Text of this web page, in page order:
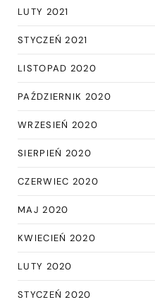
LUTY 2021
STYCZEŃ 2021
LISTOPAD 2020
PAŹDZIERNIK 2020
WRZESIEŃ 2020
SIERPIEŃ 2020
CZERWIEC 2020
MAJ 2020
KWIECIEŃ 2020
LUTY 2020
STYCZEŃ 2020